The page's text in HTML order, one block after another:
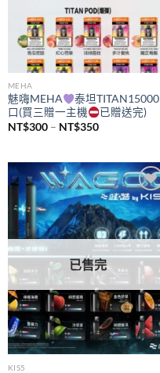
MEHA
魅嗨MEHA
泰坦TITAN15000
口(買三贈一主機
已贈送完)
NT$300 – NT$350價
NT$300
到
NT$350
Add to
wishlist
已售完
KIS5